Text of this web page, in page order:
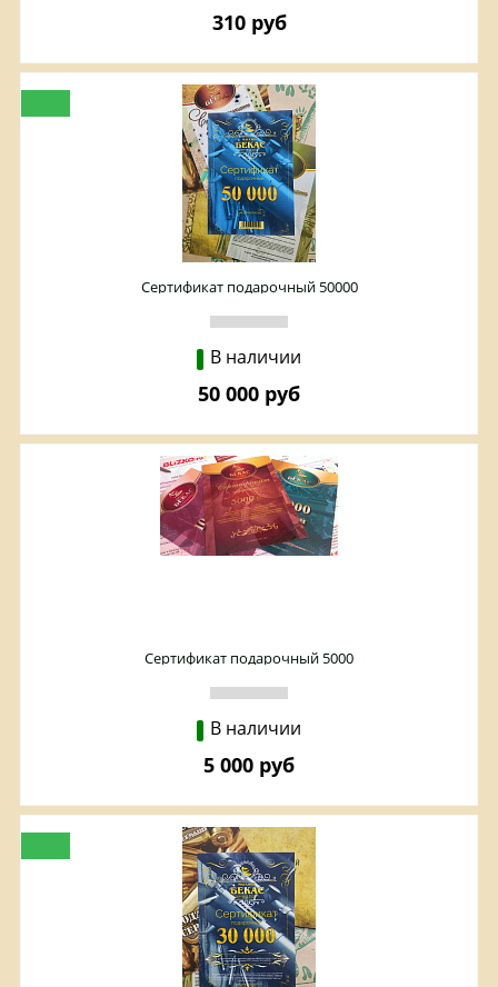
310 руб
Сертификат подарочный 50000
В наличии
50 000 руб
Сертификат подарочный 5000
В наличии
5 000 руб